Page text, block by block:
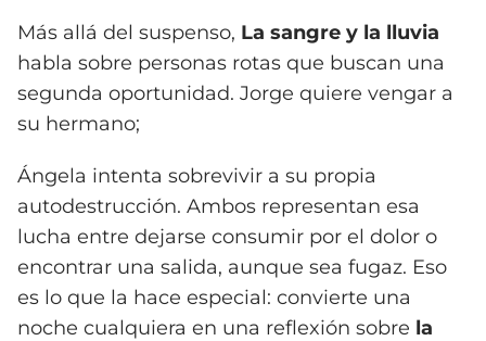
Más allá del suspenso, La sangre y la lluvia
habla sobre personas rotas que buscan una
segunda oportunidad. Jorge quiere vengar a
su hermano;
Ángela intenta sobrevivir a su propia
autodestrucción. Ambos representan esa
lucha entre dejarse consumir por el dolor o
encontrar una salida, aunque sea fugaz. Eso
es lo que la hace especial: convierte una
noche cualquiera en una reflexión sobre la